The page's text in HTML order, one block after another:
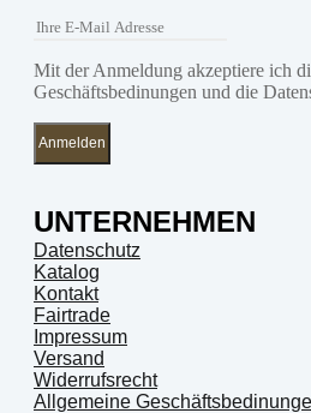
Mit der Anmeldung akzeptiere ich
Geschäftsbedinungen und die
Anmelden
UNTERNEHMEN
Datenschutz
Katalog
Kontakt
Fairtrade
Impressum
Versand
Widerrufsrecht
Allgemeine